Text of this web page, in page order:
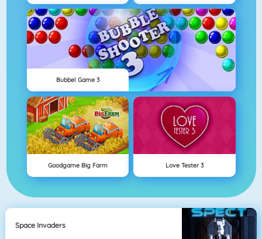
Bubbel Game 3
Goodgame Big Farm Love Tester 3
Space Invaders